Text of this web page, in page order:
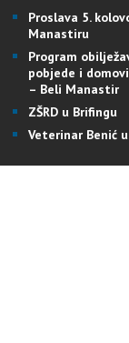
Proslava 5.
Manastiru
Program
pobjede i
– Beli Manastir
ZŠRD u Brifingu
Veterinar Benić